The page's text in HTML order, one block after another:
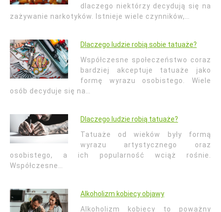
dlaczego niektórzy decydują się na
zażywanie narkotyków. Istnieje wiele czynników,…
Dlaczego ludzie robią sobie tatuaże?
Współczesne społeczeństwo coraz
bardziej akceptuje tatuaże jako
formę wyrazu osobistego. Wiele
osób decyduje się na…
Dlaczego ludzie robią tatuaże?
Tatuaże od wieków były formą
wyrazu artystycznego oraz
osobistego, a ich popularność wciąż rośnie.
Współczesne…
Alkoholizm kobiecy objawy
Alkoholizm kobiecy to poważny